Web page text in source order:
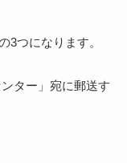
3つになります。
ター」宛に郵送す